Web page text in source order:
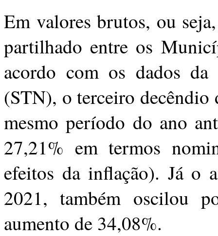
Em valores brutos, ou
partilhado entre os
acordo com os dados da
(STN), o terceiro
mesmo período do ano
27,21% em termos
efeitos da inflação). Já o
2021, também oscilou
aumento de 34,08%.